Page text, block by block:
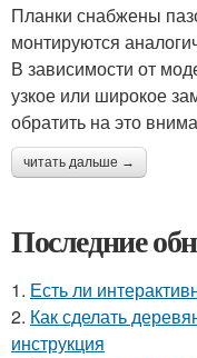
Планки снабжены
монтируются
В зависимости от
узкое или широкое
обратить на это
читать дальше →
Последние
1. Есть ли
2. Как сделать
инструкция